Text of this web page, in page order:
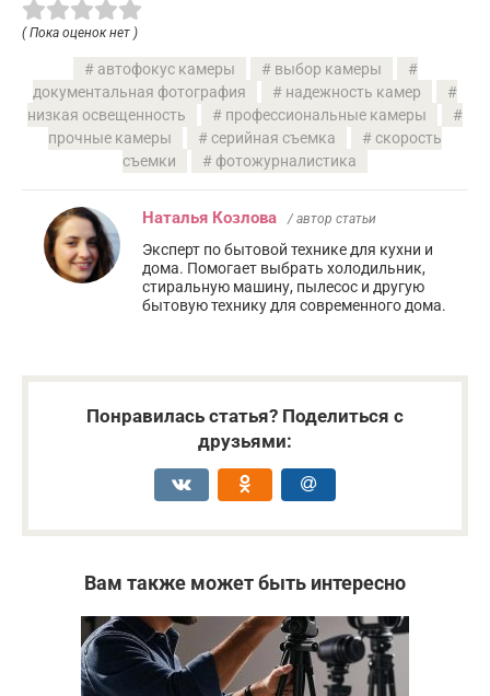
( Пока оценок нет )
автофокус камеры
выбор камеры
документальная фотография
надежность камер
низкая освещенность
профессиональные камеры
прочные камеры
серийная съемка
скорость
съемки
фотожурналистика
Наталья Козлова / автор статьи
Эксперт по бытовой технике для кухни и
дома. Помогает выбрать холодильник,
стиральную машину, пылесос и другую
бытовую технику для современного дома.
Понравилась статья? Поделиться с
друзьями:
Вам также может быть интересно